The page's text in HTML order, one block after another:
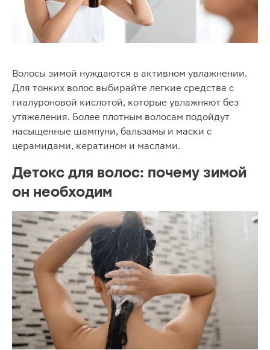
Волосы зимой нуждаются в активном увлажнении.
Для тонких волос выбирайте легкие средства с
гиалуроновой кислотой, которые увлажняют без
утяжеления. Более плотным волосам подойдут
насыщенные шампуни, бальзамы и маски с
церамидами, кератином и маслами.
Детокс для волос: почему зимой
он необходим